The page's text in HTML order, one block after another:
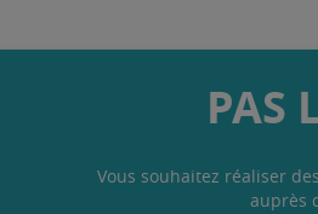
PAS
Vous souhaitez réaliser
auprès